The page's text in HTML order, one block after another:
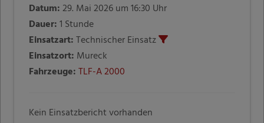
Datum:29. Mai 2026 um 16:30 Uhr
Dauer:1 Stunde
Einsatzart:Technischer Einsatz
Einsatzort: Mureck
Fahrzeuge: TLF-A 2000
Kein Einsatzbericht vorhanden